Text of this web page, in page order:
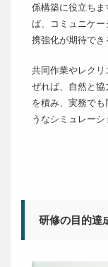
係構築に役立ち
ば、コミュニケ
携強化が期待でき
共同作業やレク
ぜれば、自然と
を積み、実務で
うなシミュレーシ
研修の目的達